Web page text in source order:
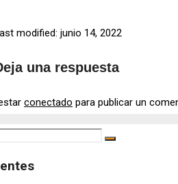
modified: junio 14, 2022
una respuesta
conectado para publicar un